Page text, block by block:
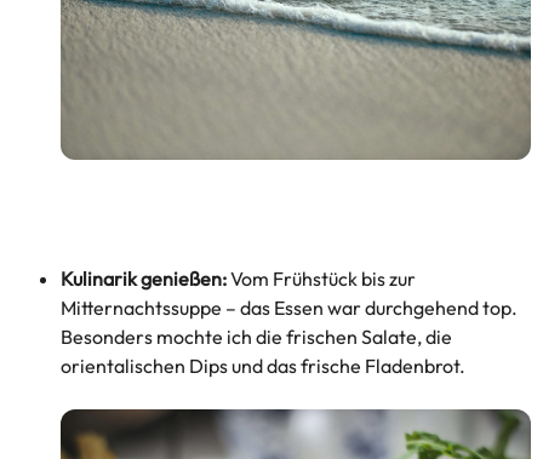
Kulinarik genießen:Vom Frühstück bis zur
Mitternachtssuppe – das Essen war durchgehend top.
Besonders mochte ich die frischen Salate, die
orientalischen Dips und das frische Fladenbrot.